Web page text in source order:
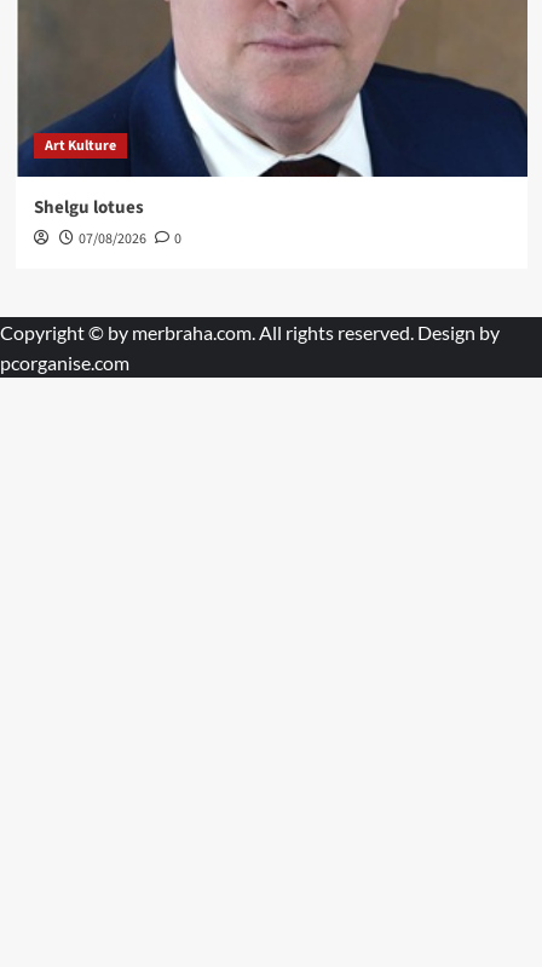
Art Kulture
Shelgu lotues
07/08/2026 0
Copyright © by merbraha.com . All rights reserved. Design by
pcorganise.com